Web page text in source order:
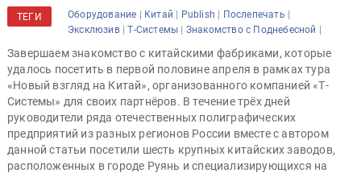
ТЕГИ Оборудование | Китай | Publish | Послепечать |
Эксклюзив|Т-Системы | Знакомство с Поднебесной |
Завершаем знакомство с китайскими фабриками, которые
удалось посетить в первой половине апреля в рамках тура
«Новый взгляд на Китай», организованного компанией «Т-
Системы» для своих партнёров. В течение трёх дней
руководители ряда отечественных полиграфических
предприятий из разных регионов России вместе с автором
данной статьи посетили шесть крупных китайских заводов,
расположенных в городе Руянь и специализирующихся на